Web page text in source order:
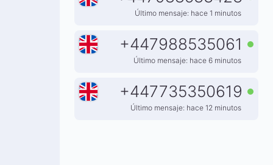
Último mensaje: hace 1 minutos
+447988535061
Último mensaje: hace 6 minutos
+447735350619
Último mensaje: hace 12 minutos